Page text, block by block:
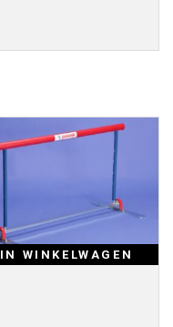
IN WINKELWAGEN